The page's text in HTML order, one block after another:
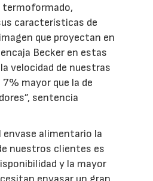
termoformado,
características de
que proyectan en
Becker en estas
velocidad de nuestras
mayor que la de
sentencia
envase alimentario la
nuestros clientes es
y la mayor